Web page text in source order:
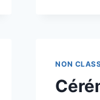
NON